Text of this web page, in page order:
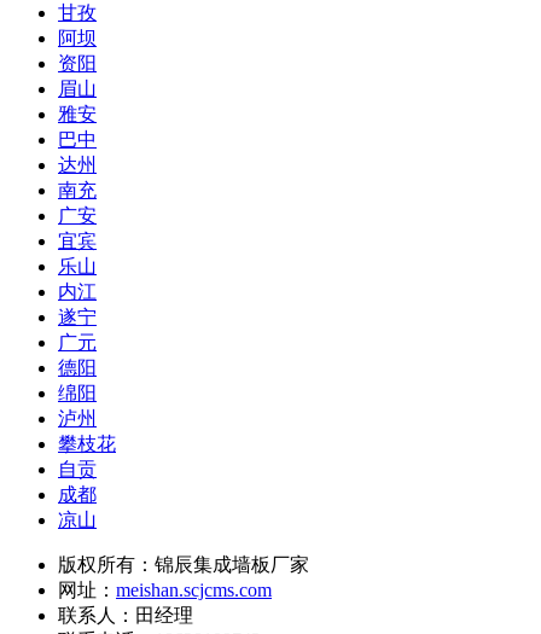
甘孜
阿坝
资阳
眉山
雅安
巴中
达州
南充
广安
宜宾
乐山
内江
遂宁
广元
德阳
绵阳
泸州
攀枝花
自贡
成都
凉山
版权所有：锦辰集成墙板厂家
网址： meishan.scjcms.com
联系人：田经理